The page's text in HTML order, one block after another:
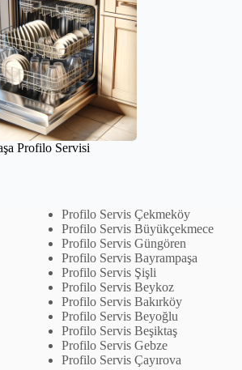
Profilo Servisi
Profilo Servis Çekmeköy
Profilo Servis Büyükçekmece
Profilo Servis Güngören
Profilo Servis Bayrampaşa
Profilo Servis Şişli
Profilo Servis Beykoz
Profilo Servis Bakırköy
Profilo Servis Beyoğlu
Profilo Servis Beşiktaş
Profilo Servis Gebze
Profilo Servis Çayırova